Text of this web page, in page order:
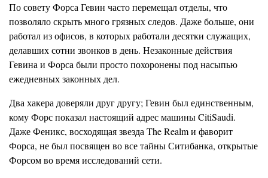
По совету Форса Гевин часто перемещал отделы, что
позволяло скрыть много грязных следов. Даже больше, они
работал из офисов, в которых работали десятки служащих,
делавших сотни звонков в день. Незаконные действия
Гевина и Форса были просто похоронены под насыпью
ежедневных законных дел.
Два хакера доверяли друг другу; Гевин был единственным,
кому Форс показал настоящий адрес машины CitiSaudi.
Даже Феникс, восходящая звезда The Realm и фаворит
Форса, не был посвящен во все тайны Ситибанка, открытые
Форсом во время исследований сети.